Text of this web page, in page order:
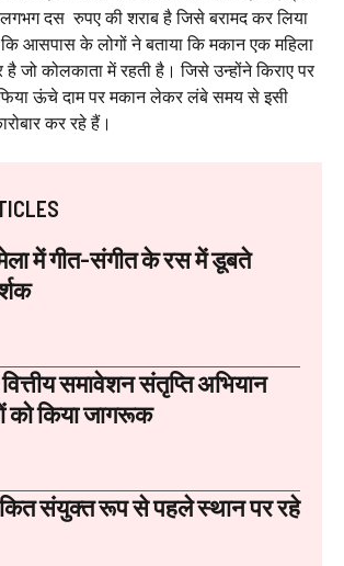
दस रुपए की शराब है जिसे बरामद कर लिया
आसपास के लोगों ने बताया कि मकान एक महिला
जो कोलकाता में रहती है। जिसे उन्होंने किराए पर
ऊंचे दाम पर मकान लेकर लंबे समय से इसी
कर रहे हैं।
मेला में गीत-संगीत के रस में डूबते
समावेशन संतृप्ति अभियान
को किया जागरूक
संयुक्त रूप से पहले स्थान पर रहे